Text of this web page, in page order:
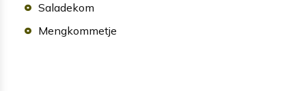
Saladekom
Mengkommetje